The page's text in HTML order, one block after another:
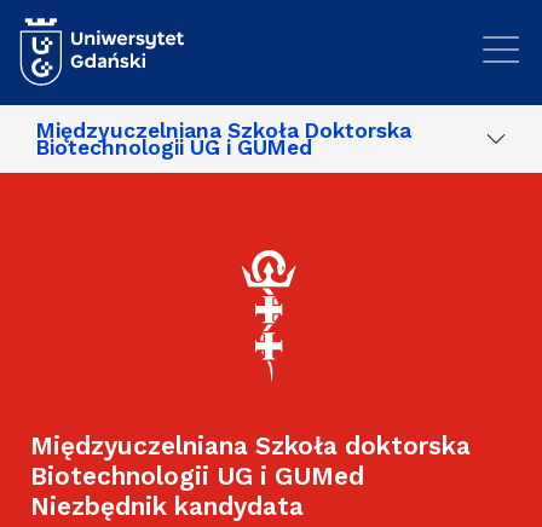
Międzyuczelniana Szkoła Doktorska
Biotechnologii UG i GUMed
Międzyuczelniana Szkoła doktorska
Biotechnologii UG i GUMed
Niezbędnik kandydata